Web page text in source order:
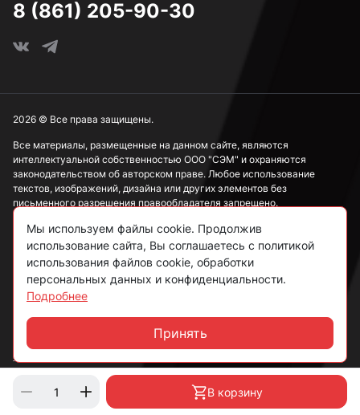
В корзину
8 (861) 205-90-30
Все материалы, размещенные на данном сайте, являются
интеллектуальной собственностью ООО "СЭМ" и охраняются
законодательством об авторском праве. Любое использование
текстов, изображений, дизайна или других элементов без
письменного разрешения правообладателя запрещено.
Информация, представленная на сайте, носит исключительно
ознакомительный характер и не может рассматриваться как
публичная оферта в соответствии со ст. 437 ГК РФ.
Политика конфиденциальности
Согласие на обработку данных
Пользовательское соглашение
2026 © Все права защищены.
Мы используем файлы cookie. Продолжив
использование сайта, Вы соглашаетесь с политикой
использования файлов cookie, обработки
персональных данных и конфиденциальности.
Подробнее
Принять
Чат